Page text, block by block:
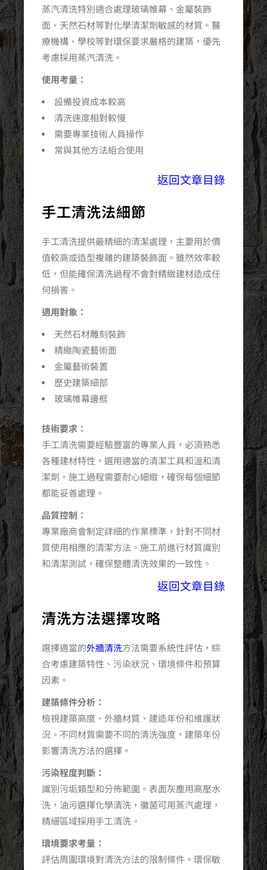
蒸汽清洗特別適合處理玻璃帷幕、金屬裝飾
面、天然石材等對化學清潔劑敏感的材質。醫
療機構、學校等對環保要求嚴格的建築，優先
考慮採用蒸汽清洗。
使用考量：
設備投資成本較高
清洗速度相對較慢
需要專業技術人員操作
常與其他方法組合使用
返回文章目錄
手工清洗法細節
手工清洗提供最精細的清潔處理，主要用於價
值較高或造型複雜的建築裝飾面。雖然效率較
低，但能確保清洗過程不會對精緻建材造成任
何損害。
適用對象：
天然石材雕刻裝飾
精緻陶瓷藝術面
金屬藝術裝置
歷史建築細部
玻璃帷幕邊框
技術要求：
手工清洗需要經驗豐富的專業人員，必須熟悉
各種建材特性，選用適當的清潔工具和溫和清
潔劑。施工過程需要耐心細緻，確保每個細節
都能妥善處理。
品質控制：
專業廠商會制定詳細的作業標準，針對不同材
質使用相應的清潔方法。施工前進行材質識別
和清潔測試，確保整體清洗效果的一致性。
返回文章目錄
清洗方法選擇攻略
選擇適當的外牆清洗方法需要系統性評估，綜
合考慮建築特性、污染狀況、環境條件和預算
因素。
建築條件分析：
檢視建築高度、外牆材質、建造年份和維護狀
況。不同材質需要不同的清洗強度，建築年份
影響清洗方法的選擇。
污染程度判斷：
識別污垢類型和分佈範圍。表面灰塵用高壓水
洗，油污選擇化學清洗，黴菌可用蒸汽處理，
精細區域採用手工清洗。
環境要求考量：
評估周圍環境對清洗方法的限制條件。環保敏